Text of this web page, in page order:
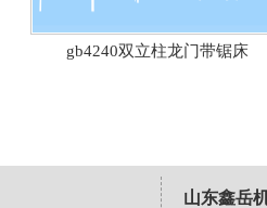
gb4240双立柱龙门带锯床
山东鑫岳